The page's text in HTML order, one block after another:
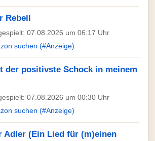
Rebell
07.08.2026 um 06:17 Uhr
suchen (#Anzeige)
der positivste Schock in meinem
07.08.2026 um 00:30 Uhr
suchen (#Anzeige)
Adler (Ein Lied für (m)einen